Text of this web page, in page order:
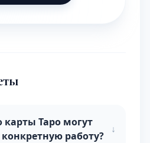
карты Таро могут
работу?
↓